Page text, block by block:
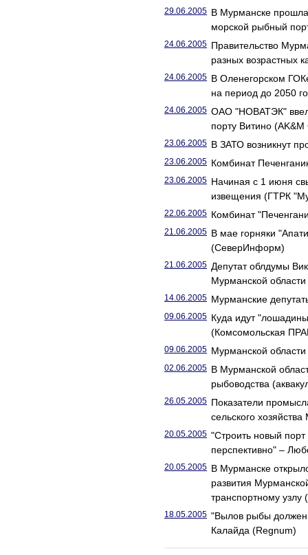
29.06.2005 В Мурманске
морской рыбный
24.06.2005 Правительство
разных возрастных
24.06.2005 В Оленегорском
на период до 2050
24.06.2005 ОАО "НОВАТЭК" ввело
порту Витино
23.06.2005 В ЗАТО возникнут
23.06.2005 Комбинат
23.06.2005 Начиная с 1 июня
извещения (ГТРК
22.06.2005 Комбинат
21.06.2005 В мае горняки
(СеверИнформ)
21.06.2005 Депутат облдумы
Мурманской
14.06.2005 Мурманские
09.06.2005 Куда идут
(Комсомольская
09.06.2005 Мурманской
02.06.2005 В Мурманской
рыбоводства
26.05.2005 Показатели
сельского
20.05.2005 "Строить новый
перспективно" –
20.05.2005 В Мурманске
развития
транспортному узлу
18.05.2005 "Вылов рыбы должен
Калайда (Regnum)